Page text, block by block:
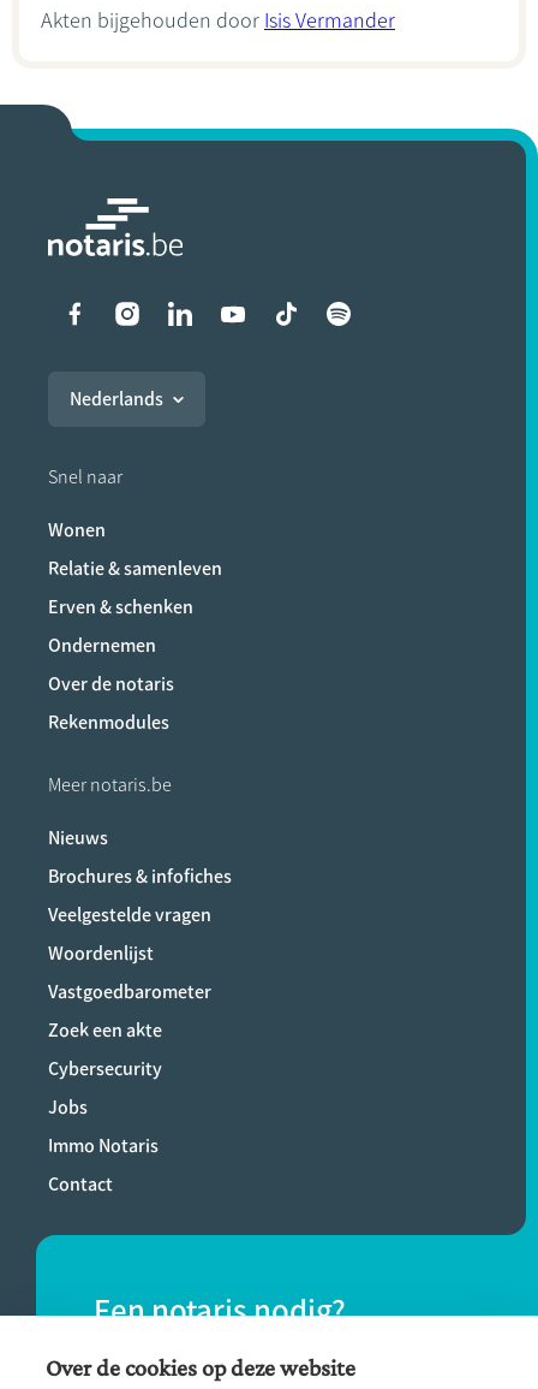
Akten bijgehouden door Isis Vermander
Liens vers les réseaux
Nederlands
Snel naar
Wonen
Relatie & samenleven
Erven & schenken
Ondernemen
Over de notaris
Rekenmodules
Meer notaris.be
Nieuws
Brochures & infofiches
Veelgestelde vragen
Woordenlijst
Vastgoedbarometer
Zoek een akte
Cybersecurity
Jobs
Immo Notaris
Contact
Een notaris nodig?
Vind eenvoudig een notaris bij jou in de
Over de cookies op deze website